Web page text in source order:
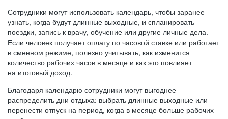
Сотрудники могут использовать календарь, чтобы заранее
узнать, когда будут длинные выходные, и спланировать
поездки, запись к врачу, обучение или другие личные дела.
Если человек получает оплату по часовой ставке или работает
в сменном режиме, полезно учитывать, как изменится
количество рабочих часов в месяце и как это повлияет
на итоговый доход.
Благодаря календарю сотрудники могут выгоднее
распределить дни отдыха: выбрать длинные выходные или
перенести отпуск на период, когда в месяце больше рабочих